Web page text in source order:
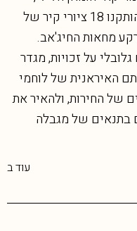
במיזם אמנות ציבורית שבמסגרתו הותקנו 18 ציורי קיר של
מחאות החיג'אב.
על זכויות, מגדר
האיראנית של לוחמי
של החירות, ולהאיר את
בתנאים של מגבלה
עוד ב